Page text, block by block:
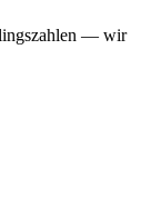
— wir